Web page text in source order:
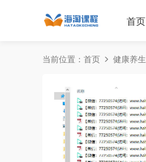
首页
当前位置： 首页 健康养生